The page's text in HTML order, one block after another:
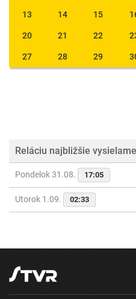
13 14 15
20 21 22
27 28 29
Reláciu najbližšie vysielame
Pondelok 31.08. 17:05
Utorok 1.09. 02:33